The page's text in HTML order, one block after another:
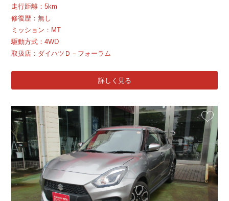
走行距離：5km
修復歴：無し
ミッション：MT
駆動方式：4WD
取扱店：ダイハツＤ－フォーラム
詳しく見る
お気に